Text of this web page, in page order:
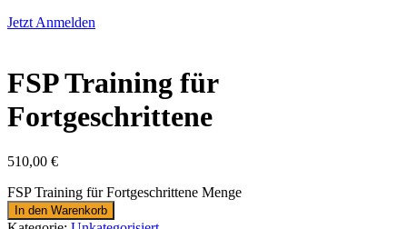
Jetzt Anmelden
FSP Training für
Fortgeschrittene
510,00 €
FSP Training für Fortgeschrittene Menge
In den Warenkorb